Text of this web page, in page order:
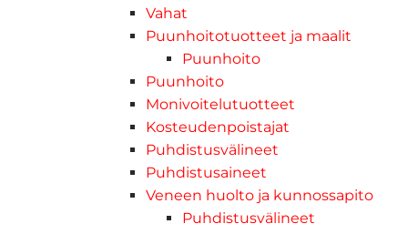
Vahat
Puunhoitotuotteet ja maalit
Puunhoito
Puunhoito
Monivoitelutuotteet
Kosteudenpoistajat
Puhdistusvälineet
Puhdistusaineet
Veneen huolto ja kunnossapito
Puhdistusvälineet